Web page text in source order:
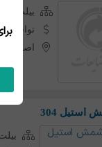
بیلت /
توافقی
اصفهان
304